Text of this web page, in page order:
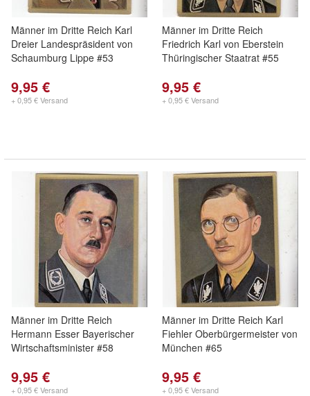
Männer im Dritte Reich Karl
Dreier Landespräsident von
Schaumburg Lippe #53
9,95 €
+ 0,95 € Versand
Männer im Dritte Reich
Friedrich Karl von Eberstein
Thüringischer Staatrat #55
9,95 €
+ 0,95 € Versand
Männer im Dritte Reich
Hermann Esser Bayerischer
Wirtschaftsminister #58
9,95 €
+ 0,95 € Versand
Männer im Dritte Reich Karl
Fiehler Oberbürgermeister von
München #65
9,95 €
+ 0,95 € Versand